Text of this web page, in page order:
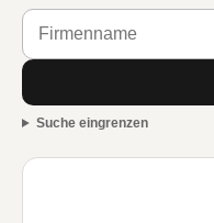
Suche eingrenzen